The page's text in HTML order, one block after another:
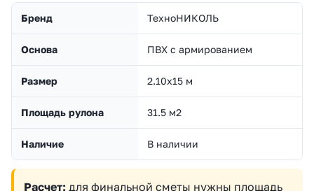
Бренд ТехноНИКОЛЬ
Основа ПВХ с армированием
Размер 2.10х15 м
Площадь рулона 31.5 м2
Наличие В наличии
Расчет: для финальной сметы нужны площадь